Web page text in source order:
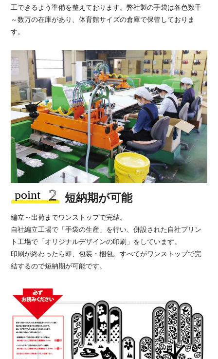
工できるよう準備を整えております。弊社製の手袋は各色数千
～数万の在庫があり、体育館サイズの倉庫で保管しておりま
す。
短納期が可能
編立～出荷までワンストップで完結。
自社編立工場で「手袋の生産」を行い、併設された自社プリン
ト工場で「オリジナルデザインの印刷」をしています。
印刷が終わったら即、包装・梱包。すべてがワンストップで完
結するので短納期が可能です。